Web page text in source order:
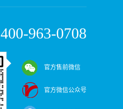
400-963-0708
官方售前微信
官方微信公众号